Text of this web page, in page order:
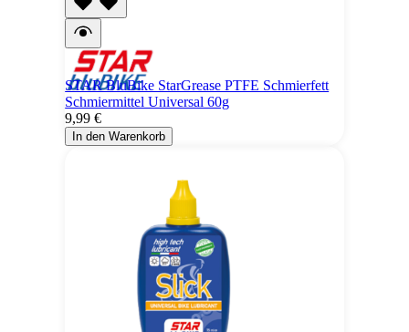
STAR BluBike StarGrease PTFE Schmierfett
Schmiermittel Universal 60g
9,99 €
In den Warenkorb